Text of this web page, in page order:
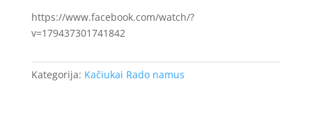
https://www.facebook.com/watch/?
v=179437301741842
Kategorija: Kačiukai Rado namus